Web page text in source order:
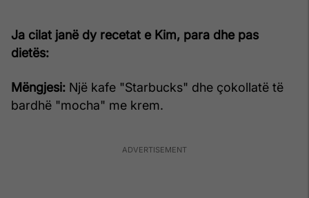
Ja cilat janë dy recetat e Kim, para dhe pas
dietës:
Mëngjesi: Një kafe "Starbucks" dhe çokollatë të
bardhë "mocha" me krem.